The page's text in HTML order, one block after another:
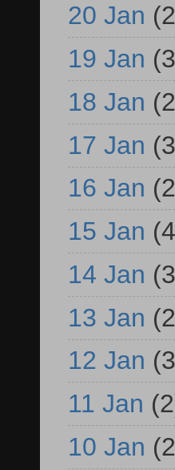
20 Jan
19 Jan
18 Jan
17 Jan
16 Jan
15 Jan
14 Jan
13 Jan
12 Jan
11 Jan
10 Jan